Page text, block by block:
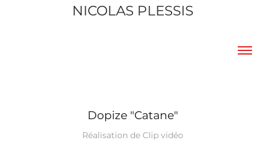
NICOLAS PLESSIS
Dopize "Catane"
Réalisation de Clip vidéo